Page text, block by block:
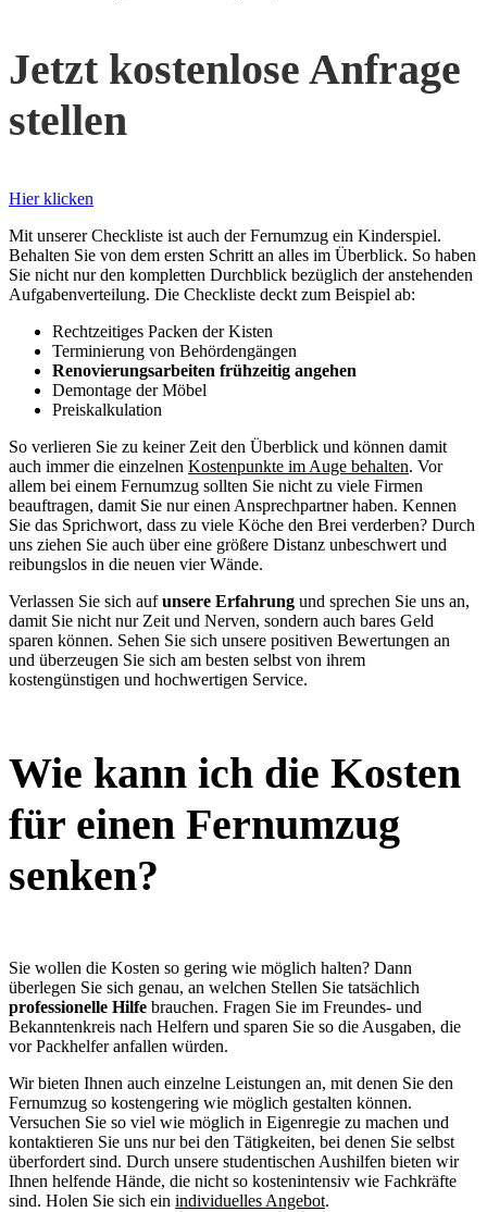
Jetzt kostenlose Anfrage
stellen
Hier klicken
Mit unserer Checkliste ist auch der Fernumzug ein Kinderspiel.
Behalten Sie von dem ersten Schritt an alles im Überblick. So haben
Sie nicht nur den kompletten Durchblick bezüglich der anstehenden
Aufgabenverteilung. Die Checkliste deckt zum Beispiel ab:
Rechtzeitiges Packen der Kisten
Terminierung von Behördengängen
Renovierungsarbeiten frühzeitig angehen
Demontage der Möbel
Preiskalkulation
So verlieren Sie zu keiner Zeit den Überblick und können damit
auch immer die einzelnen Kostenpunkte im Auge behalten. Vor
allem bei einem Fernumzug sollten Sie nicht zu viele Firmen
beauftragen, damit Sie nur einen Ansprechpartner haben. Kennen
Sie das Sprichwort, dass zu viele Köche den Brei verderben? Durch
uns ziehen Sie auch über eine größere Distanz unbeschwert und
reibungslos in die neuen vier Wände.
Verlassen Sie sich aufunsere Erfahrung und sprechen Sie uns an,
damit Sie nicht nur Zeit und Nerven, sondern auch bares Geld
sparen können. Sehen Sie sich unsere positiven Bewertungen an
und überzeugen Sie sich am besten selbst von ihrem
kostengünstigen und hochwertigen Service.
Wie kann ich die Kosten
für einen Fernumzug
senken?
Sie wollen die Kosten so gering wie möglich halten? Dann
überlegen Sie sich genau, an welchen Stellen Sie tatsächlich
professionelle Hilfe brauchen. Fragen Sie im Freundes- und
Bekanntenkreis nach Helfern und sparen Sie so die Ausgaben, die
vor Packhelfer anfallen würden.
Wir bieten Ihnen auch einzelne Leistungen an, mit denen Sie den
Fernumzug so kostengering wie möglich gestalten können.
Versuchen Sie so viel wie möglich in Eigenregie zu machen und
kontaktieren Sie uns nur bei den Tätigkeiten, bei denen Sie selbst
überfordert sind. Durch unsere studentischen Aushilfen bieten wir
Ihnen helfende Hände, die nicht so kostenintensiv wie Fachkräfte
sind. Holen Sie sich ein individuelles Angebot.